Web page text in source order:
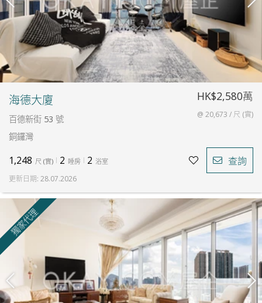
海德大廈
百德新街 53 號
銅鑼灣
HK$2,580萬
@ 20,673 / 尺 (實)
1,248 尺 (實) 2 睡房 2 浴室 查詢
更新日期: 28.07.2026
獨家代理